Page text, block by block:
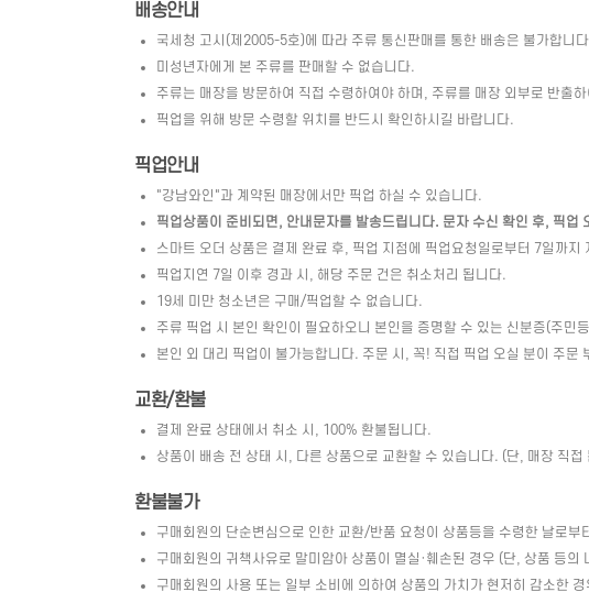
배송안내
국세청 고시(제2005-5호)에 따라 주류 통신판매를 통한 배송은 불가합니
미성년자에게 본 주류를 판매할 수 없습니다.
주류는 매장을 방문하여 직접 수령하여야 하며, 주류를 매장 외부로 반출
픽업을 위해 방문 수령할 위치를 반드시 확인하시길 바랍니다.
픽업안내
"강남와인"과 계약된 매장에서만 픽업 하실 수 있습니다.
픽업상품이 준비되면, 안내문자를 발송드립니다. 문자 수신 확인 후, 픽업
스마트 오더 상품은 결제 완료 후, 픽업 지점에 픽업요청일로부터 7일까지
픽업지연 7일 이후 경과 시, 해당 주문 건은 취소처리 됩니다.
19세 미만 청소년은 구매/픽업할 수 없습니다.
주류 픽업 시 본인 확인이 필요하오니 본인을 증명할 수 있는 신분증(주민
본인 외 대리 픽업이 불가능합니다. 주문 시, 꼭! 직접 픽업 오실 분이 주문
교환/환불
결제 완료 상태에서 취소 시, 100% 환불됩니다.
상품이 배송 전 상태 시, 다른 상품으로 교환할 수 있습니다. (단, 매장 직접
환불불가
구매회원의 단순변심으로 인한 교환/반품 요청이 상품등을 수령한 날로부
구매회원의 귀책사유로 말미암아 상품이 멸실·훼손된 경우 (단, 상품 등
구매회원의 사용 또는 일부 소비에 의하여 상품의 가치가 현저히 감소한 경